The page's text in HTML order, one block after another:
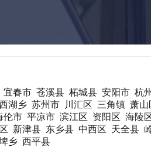
宜春市 苍溪县 柘城县 安阳市 杭
湖乡 苏州市 川汇区 三角镇 萧山
伦市 平凉市 滨江区 资阳区 海陵
新津县 东乡县 中西区 天全县
乡 西平县